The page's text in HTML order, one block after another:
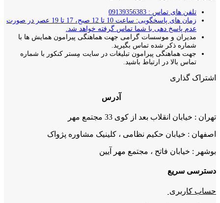
تلفن های تماس : 09139356383
زمان های پاسخگویی: ساعت 10 تا 12 صبح، 17 تا 19 عصر در صورت
عدم پاسخ دهی با شما تماس گرفته خواهد شد.
مدیران و موسسات گرامی جهت هماهنگی پیرامون همایش ها با
شماره ذکر شده تماس بگیرید.
جهت هماهنگی پیرامون تبلیغات در سایت مِستر کنکور با شماره
تماس بالا در ارتباط باشید.
اشتراک گذاری
آدرس
تهران : خیابان انقلاب بعد از کوی 33 مجتمع مهر
اصفهان : خیابان حکیم نظامی ، کلینیک مشاوره پژواک
بوشهر : خیابان فاتح ، مجتمع مهر آیین
دسترسی سریع
حساب کاربری